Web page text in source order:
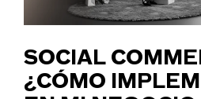
SOCIAL
¿CÓMO